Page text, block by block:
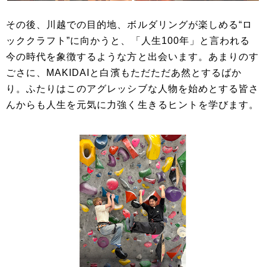
その後、川越での目的地、ボルダリングが楽しめる“ロ
ッククラフト”に向かうと、「人生100年」と言われる
今の時代を象徴するような方と出会います。あまりのす
ごさに、MAKIDAIと白濱もただただあ然とするばか
り。ふたりはこのアグレッシブな人物を始めとする皆さ
んからも人生を元気に力強く生きるヒントを学びます。